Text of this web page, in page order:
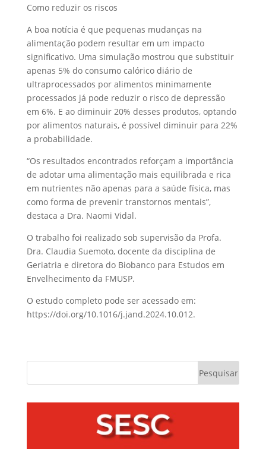
Como reduzir os riscos
A boa notícia é que pequenas mudanças na
alimentação podem resultar em um impacto
significativo. Uma simulação mostrou que substituir
apenas 5% do consumo calórico diário de
ultraprocessados por alimentos minimamente
processados já pode reduzir o risco de depressão
em 6%. E ao diminuir 20% desses produtos, optando
por alimentos naturais, é possível diminuir para 22%
a probabilidade.
“Os resultados encontrados reforçam a importância
de adotar uma alimentação mais equilibrada e rica
em nutrientes não apenas para a saúde física, mas
como forma de prevenir transtornos mentais”,
destaca a Dra. Naomi Vidal.
O trabalho foi realizado sob supervisão da Profa.
Dra. Claudia Suemoto, docente da disciplina de
Geriatria e diretora do Biobanco para Estudos em
Envelhecimento da FMUSP.
O estudo completo pode ser acessado em:
https://doi.org/10.1016/j.jand.2024.10.012.